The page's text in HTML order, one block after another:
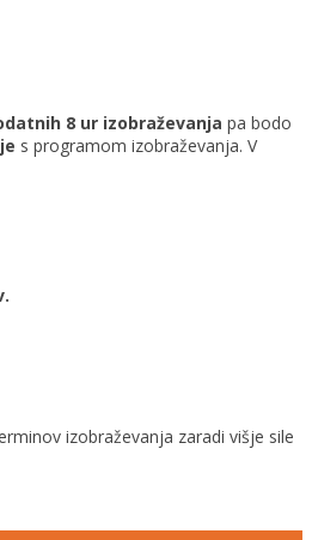
8 ur izobraževanja pa bodo
s programom izobraževanja. V
izobraževanja zaradi višje sile